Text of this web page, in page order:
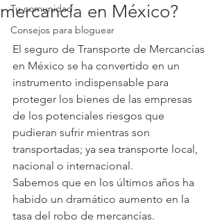
Tu comunidad
Consejos para bloguear
mercancía en México?
El seguro de Transporte de Mercancías
en México se ha convertido en un
instrumento indispensable para
proteger los bienes de las empresas
de los potenciales riesgos que
pudieran sufrir mientras son
transportadas; ya sea transporte local,
nacional o internacional.
Sabemos que en los últimos años ha
habido un dramático aumento en la
tasa del robo de mercancías.